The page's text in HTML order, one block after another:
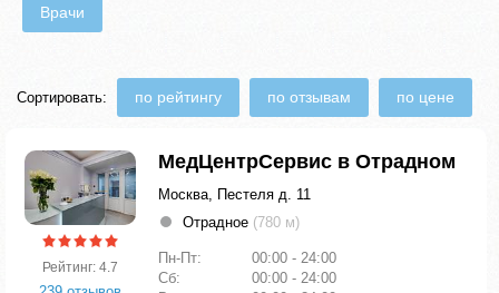
Врачи
Сортировать: по рейтингу по отзывам по цене
Рейтинг: 4.7
МедЦентрСервис в Отрадном
Москва, Пестеля д. 11
Отрадное (780 м)
Пн-Пт:
00:00 - 24:00
Сб:
00:00 - 24:00